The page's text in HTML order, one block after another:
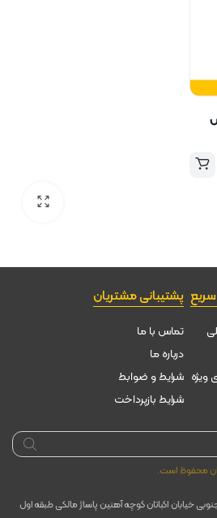
ویژه
پشتیبانی مشتریان
تماس با ما
درباره ما
شرایط و ضوابط
شرایط بازپرداخت
محفوظ است.
خیابان اکباتان کوچه آهنین پاساژ مالکی طبقه اول